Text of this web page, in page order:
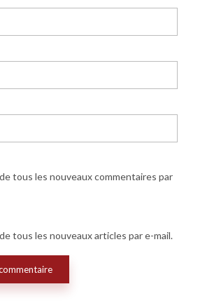
tous les nouveaux commentaires par
tous les nouveaux articles par e-mail.